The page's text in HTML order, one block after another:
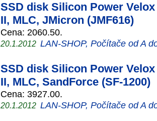
SSD disk Silicon Power Velox
II, MLC, JMicron (JMF616)
Cena: 2060.50.
20.1.2012 LAN-SHOP, Počítače od A
SSD disk Silicon Power Velox
II, MLC, SandForce (SF-1200)
Cena: 3927.00.
20.1.2012 LAN-SHOP, Počítače od A